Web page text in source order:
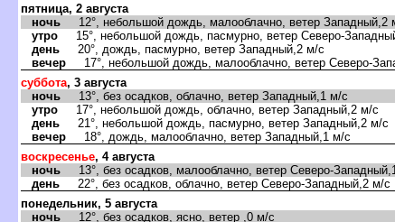
пятница, 2 августа
ночь 12°, небольшой дождь, малооблачно, ветер Западный,2
утро 15°, небольшой дождь, пасмурно, ветер Северо-
день 20°, дождь, пасмурно, ветер Западный,2 м/с
вечер 17°, небольшой дождь, малооблачно, ветер Северо-
суббота, 3 августа
ночь 13°, без осадков, облачно, ветер Западный,1 м/с
утро 17°, небольшой дождь, облачно, ветер Западный,2 м/с
день 21°, небольшой дождь, пасмурно, ветер Западный,2 м/с
вечер 18°, дождь, малооблачно, ветер Западный,1 м/с
воскресенье, 4 августа
ночь 13°, без осадков, малооблачно, ветер Северо-
день 22°, без осадков, облачно, ветер Северо-Западный,2 м/с
понедельник, 5 августа
ночь 12°, без осадков, ясно, ветер ,0 м/с